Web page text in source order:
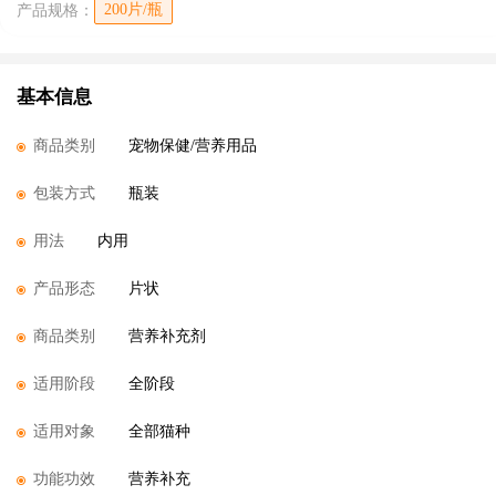
产品规格： 200片/瓶
基本信息
商品类别 宠物保健/营养用品
包装方式 瓶装
用法 内用
产品形态 片状
商品类别 营养补充剂
适用阶段 全阶段
适用对象 全部猫种
功能功效 营养补充